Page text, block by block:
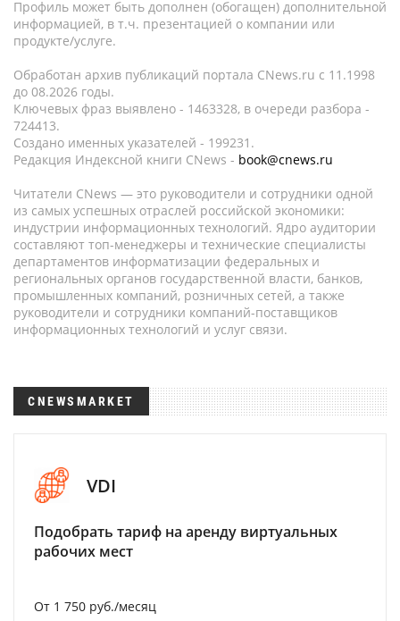
Профиль может быть дополнен (обогащен) дополнительной
информацией, в т.ч. презентацией о компании или
продукте/услуге.
Обработан архив публикаций портала CNews.ru c 11.1998
до 08.2026 годы.
Ключевых фраз выявлено - 1463328, в очереди разбора -
724413.
Создано именных указателей - 199231.
Редакция Индексной книги CNews - book@cnews.ru
Читатели CNews — это руководители и сотрудники одной
из самых успешных отраслей российской экономики:
индустрии информационных технологий. Ядро аудитории
составляют топ-менеджеры и технические специалисты
департаментов информатизации федеральных и
региональных органов государственной власти, банков,
промышленных компаний, розничных сетей, а также
руководители и сотрудники компаний-поставщиков
информационных технологий и услуг связи.
CNEWSMARKET
VDI
Подобрать тариф на аренду виртуальных
рабочих мест
От 1 750 руб./месяц